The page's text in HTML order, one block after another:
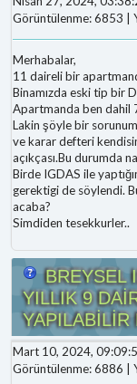
Görüntülenme: 6853 |
Merhabalar,
11 daireli bir
Binamızda eski tip bir
Apartmanda ben dahil
Lakin şöyle bir
ve karar defteri
açıkçası.Bu durumda
Birde IGDAS ile
gerektigi de söylendi.
acaba?
Simdiden tesekkurler..
BREYSEL
YILLIK 9
YAPILABİLİR
Mart 10, 2024,
Görüntülenme: 6886 |